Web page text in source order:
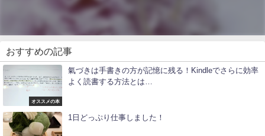
おすすめの記事
オススメの本
氣づきは手書きの方が記憶に残る！Kindleでさらに効率
よく読書する方法とは…
1日どっぷり仕事しました！